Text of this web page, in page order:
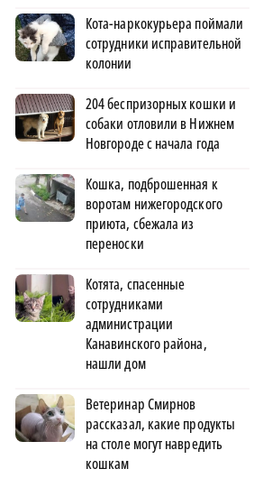
Кота-наркокурьера поймали
сотрудники исправительной
колонии
204 беспризорных кошки и
собаки отловили в Нижнем
Новгороде с начала года
Кошка, подброшенная к
воротам нижегородского
приюта, сбежала из
переноски
Котята, спасенные
сотрудниками
администрации
Канавинского района,
нашли дом
Ветеринар Смирнов
рассказал, какие продукты
на столе могут навредить
кошкам